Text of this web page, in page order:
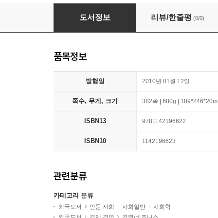
Social Problems
도서정보 리뷰/한줄평 (0/0)
품목정보
발행일 2010년 01월 12일
쪽수, 무게, 크기 382쪽 | 680g |
ISBN13 9781142196622
ISBN10 1142196623
관련분류
카테고리 분류
외국도서 인문 사회 사회일반
사회학